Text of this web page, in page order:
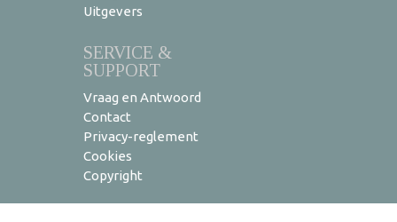
Uitgevers
SERVICE &
SUPPORT
Vraag en Antwoord
Contact
Privacy-reglement
Cookies
Copyright